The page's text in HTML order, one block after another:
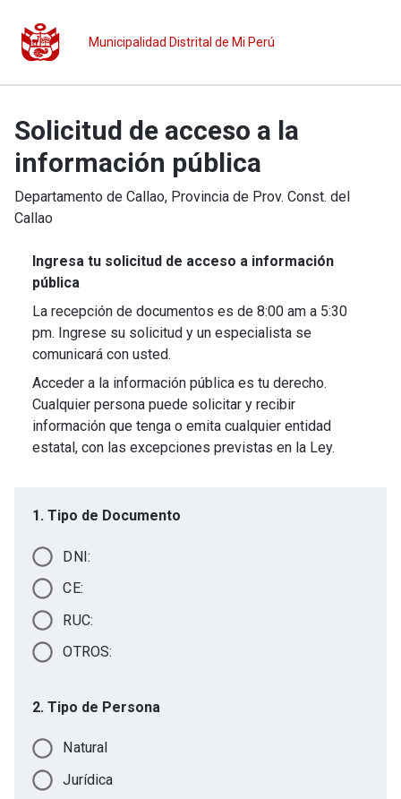
Municipalidad Distrital de Mi Perú
Solicitud de acceso a la
información pública
Departamento de Callao, Provincia de Prov. Const. del
Callao
Ingresa tu solicitud de acceso a información
pública
La recepción de documentos es de 8:00 am a 5:30
pm. Ingrese su solicitud y un especialista se
comunicará con usted.
Acceder a la información pública es tu derecho.
Cualquier persona puede solicitar y recibir
información que tenga o emita cualquier entidad
estatal, con las excepciones previstas en la Ley.
1. Tipo de Documento
DNI:
CE:
RUC:
OTROS:
2. Tipo de Persona
Natural
Jurídica